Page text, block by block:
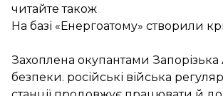
читайте також
На базі «Енергоатому» створили
Захоплена окупантами
безпеки. російські війська